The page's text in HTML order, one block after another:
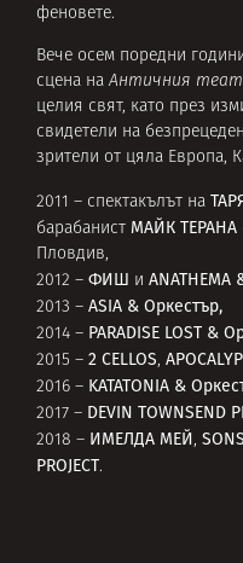
феновете.
Вече осем поредни
сцена на Античния
целия свят, като през
свидетели на
зрители от цяла Европа,
2011 – спектакълът на
барабанист МАЙК ТЕРАНА
Пловдив,
2012 – ФИШ и ANATHEMA
2013 – ASIA & Оркестър,
2014 – PARADISE LOST &
2015 – 2 CELLOS,
2016 – KATATONIA &
2017 – DEVIN TOWNSEND
2018 – ИМЕЛДА МЕЙ,
PROJECT.